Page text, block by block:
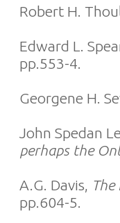
Robert H.
Edward L.
pp.553-4.
Georgene H.
John Spedan
perhaps the
A.G. Davis,
pp.604-5.